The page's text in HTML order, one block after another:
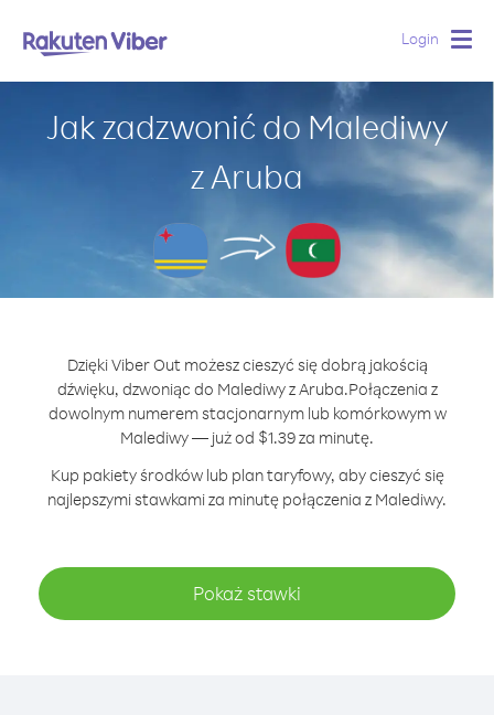
Login
Jak zadzwonić do Malediwy
z Aruba
Dzięki Viber Out możesz cieszyć się dobrą jakością
dźwięku, dzwoniąc do Malediwy z Aruba.Połączenia z
dowolnym numerem stacjonarnym lub komórkowym w
Malediwy — już od $1.39 za minutę.
Kup pakiety środków lub plan taryfowy, aby cieszyć się
najlepszymi stawkami za minutę połączenia z Malediwy.
Pokaż stawki